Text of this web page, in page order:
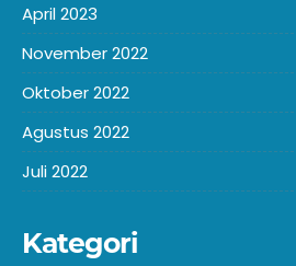
April 2023
November 2022
Oktober 2022
Agustus 2022
Juli 2022
Kategori